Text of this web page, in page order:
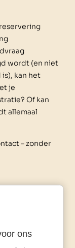
wordt (en niet
kan het
je
Of kan
allemaal
– zonder
ons